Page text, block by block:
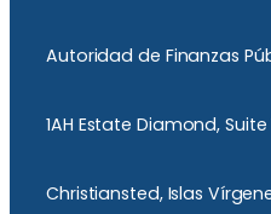
Autoridad de Finanzas
1AH Estate Diamond, Suite
Christiansted, Islas